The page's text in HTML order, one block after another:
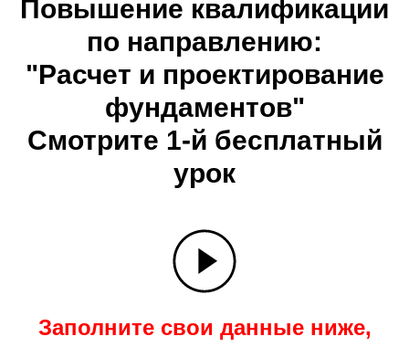
Повышение квалификации
по направлению:
"Расчет и проектирование
фундаментов"
Смотрите 1-й бесплатный
урок
Заполните свои данные ниже,